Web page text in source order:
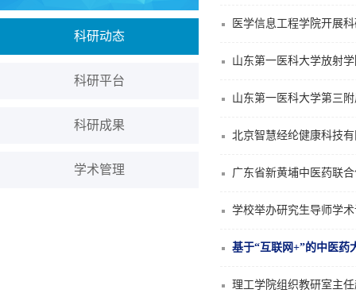
科研动态
科研平台
科研成果
学术管理
医学信息工程学院开展
山东第一医科大学放射
山东第一医科大学第三
北京智慧经纶健康科技
广东省新黄埔中医药联
学校举办研究生导师学
基于“互联网+”的中医药
理工学院组织教研室主